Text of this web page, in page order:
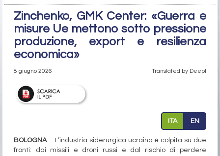
Zinchenko, GMK Center: «Guerra e
misure Ue mettono sotto pressione
produzione, export e resilienza
economica»
8 giugno 2026 Translated by Deepl
ITA EN
BOLOGNA– L’industria siderurgica ucraina è colpita su due
fronti: dai missili e droni russi e dal rischio di perdere